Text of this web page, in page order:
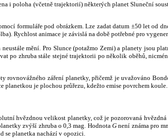
i poloha (včetně trajektorií) některých planet Sluneční
formuláře pod obrázkem. Lze zadat datum ±50 let od
Rychlost animace je závislá na době potřebné pro
mění. Pro Slunce (potažmo Zemi) a planety jsou
po zhruba stále stejné trajektorii po několik oběhů,
rovnovážného záření planetky, přičemž je uvažováno
je plochou průřezu, kdežto emise povrchem koule.
hvězdnou velikost planetky, což je pozorovaná
zvýší zhruba o 0,3 mag. HodnotaG není známa pro
se planetka nachází v opozici.